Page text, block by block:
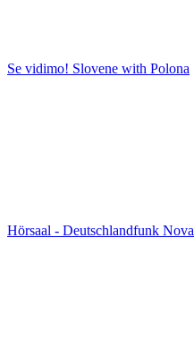
Se vidimo! Slovene with Polona
Hörsaal - Deutschlandfunk Nova